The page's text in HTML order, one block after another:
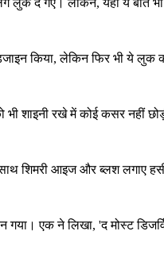
किया, लेकिन फिर भी ये लुक
भी शाइनी रखे में कोई कसर
शिमरी आइज और ब्लश लगाए
एक ने लिखा, 'द मोस्ट